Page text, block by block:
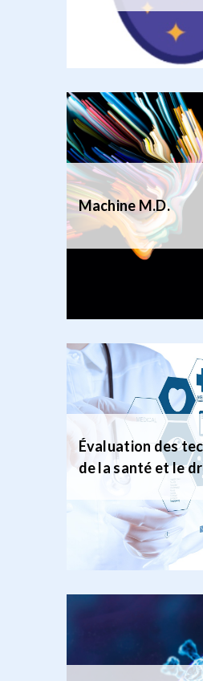
Machine M.D.
Évaluation des
de la santé et le